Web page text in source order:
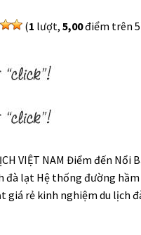
(1 lượt, 5,00điểm trên
VIỆT NAM Điểm đến Nổi
đà lạt Hệ thống đường hầm
giá rẻ kinh nghiệm du lịch